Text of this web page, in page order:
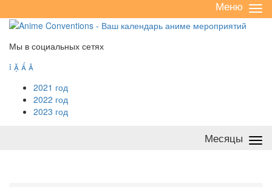
/
Меню
Мы в социальных сетях
   
2021 год
2022 год
2023 год
Месяцы